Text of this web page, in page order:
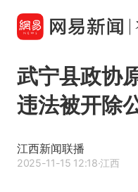
武宁县政协
违法被开除
江西新闻联播
2025-11-15 12:18·江西